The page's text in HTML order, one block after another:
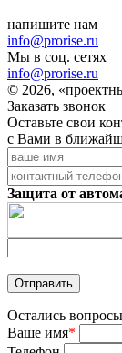
напишите нам
info@prorise.ru
Мы в соц. сетях
info@prorise.ru
© 2026,
Заказать звонок
Оставьте свои
с Вами в
Защита от
Остались
Ваше имя*